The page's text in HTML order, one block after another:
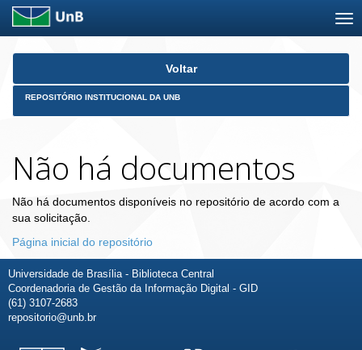
Skip
Voltar
REPOSITÓRIO INSTITUCIONAL DA UNB
Não há documentos
Não há documentos disponíveis no repositório de acordo com a
sua solicitação.
Página inicial do repositório
Universidade de Brasília - Biblioteca Central
Coordenadoria de Gestão da Informação Digital - GID
(61) 3107-2683
repositorio@unb.br